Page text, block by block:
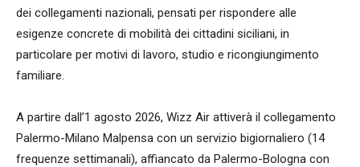
dei collegamenti nazionali, pensati per rispondere alle
esigenze concrete di mobilità dei cittadini siciliani, in
particolare per motivi di lavoro, studio e ricongiungimento
familiare.
A partire dall’1 agosto 2026, Wizz Air attiverà il collegamento
Palermo-Milano Malpensa con un servizio bigiornaliero (14
frequenze settimanali), affiancato da Palermo-Bologna con